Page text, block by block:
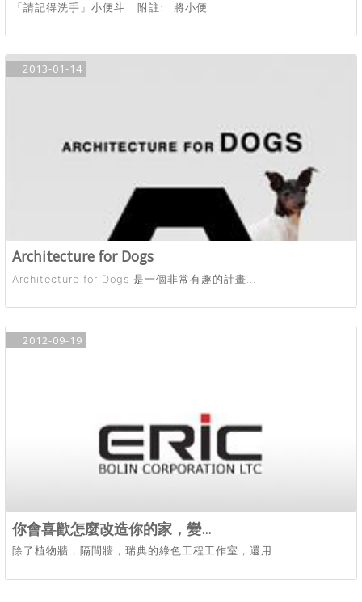
「請記得洗手」小便斗 附註:.. 將小便...
2013-01-14
Architecture for Dogs
Architecture for Dogs 是一個非常有趣的計畫...
2012-09-19
你會喜歡怎麼改造你的家，變...
除了植物牆，隔間牆，瑞典的綠色工程工作室，還用...